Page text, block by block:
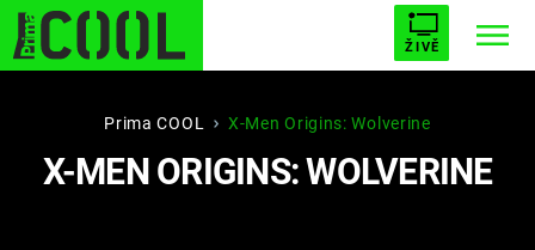
ŽIVĚ
STARHOUSE BUFFY, PŘEMOŽITELKA UPÍRŮ
ESCAPE PLNEJ KOTEL AVENGERS 5
Prima COOL X-Men Origins: Wolverine
X-MEN ORIGINS: WOLVERINE